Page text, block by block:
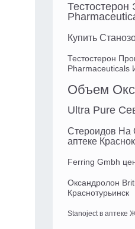
Тестостерон
Купить
Тестостерон
Pharmaceuticals
Объем
Ultra Pure
Стероидов На
аптеке
Ferring Gmbh
Оксандролон
Краснотурьинск
Stanoject в аптеке